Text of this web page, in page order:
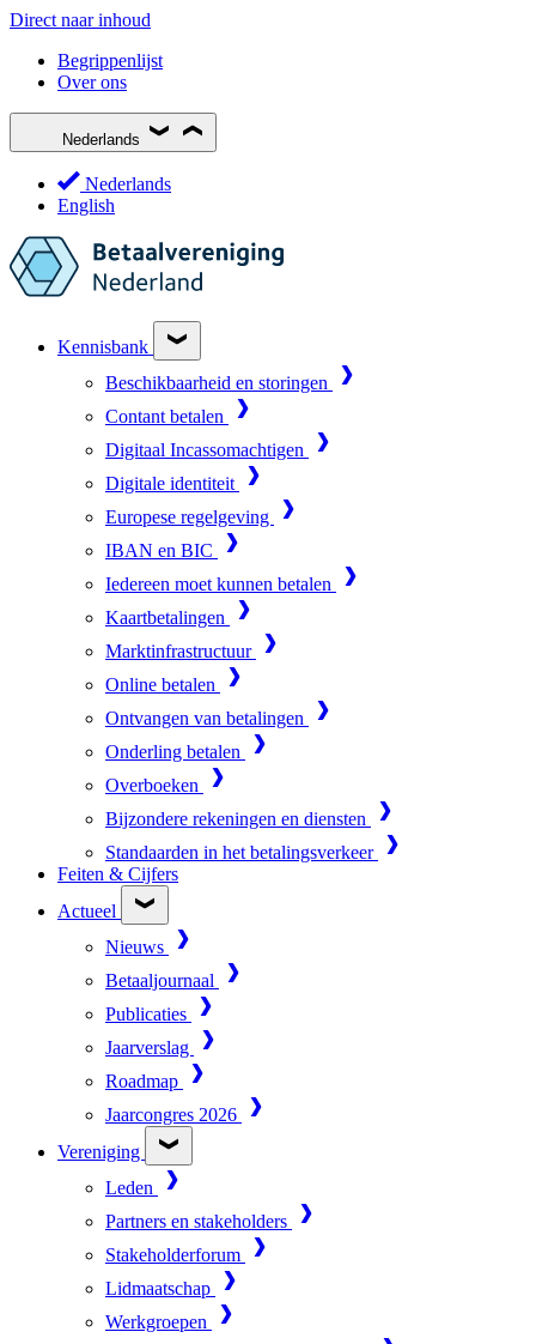
Direct naar inhoud
Begrippenlijst
Over ons
Nederlands
Nederlands
English
Kennisbank
Beschikbaarheid en storingen
Contant betalen
Digitaal Incassomachtigen
Digitale identiteit
Europese regelgeving
IBAN en BIC
Iedereen moet kunnen betalen
Kaartbetalingen
Marktinfrastructuur
Online betalen
Ontvangen van betalingen
Onderling betalen
Overboeken
Bijzondere rekeningen en diensten
Standaarden in het betalingsverkeer
Feiten & Cijfers
Actueel
Nieuws
Betaaljournaal
Publicaties
Jaarverslag
Roadmap
Jaarcongres 2026
Vereniging
Leden
Partners en stakeholders
Stakeholderforum
Lidmaatschap
Werkgroepen